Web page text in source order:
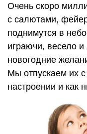
Очень скоро
с салютами,
поднимутся в
играючи, весело
новогодние
Мы отпускаем их
настроении и как